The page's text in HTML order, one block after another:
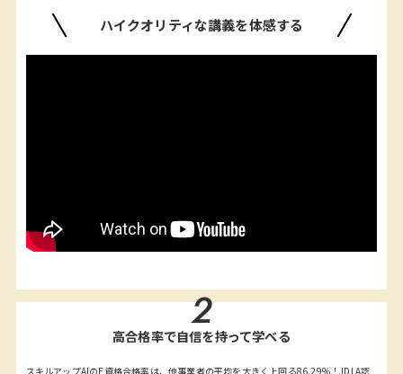
ハイクオリティな講義を体感する
2
高合格率で自信を持って学べる
スキルアップAIのE資格合格率は、他事業者の平均を大きく上回る86.29%！JDLA認